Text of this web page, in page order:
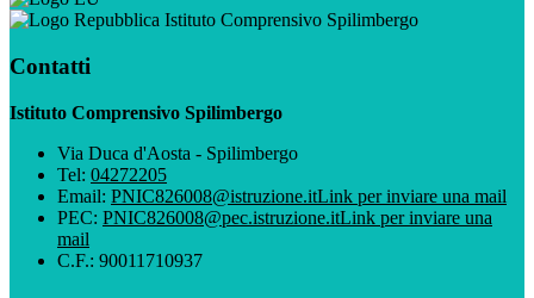
Istituto Comprensivo Spilimbergo
Contatti
Istituto Comprensivo Spilimbergo
Via Duca d'Aosta - Spilimbergo
Tel: 04272205
Email: PNIC826008@istruzione.itLink per inviare una mail
PEC: PNIC826008@pec.istruzione.itLink per inviare una
mail
C.F.: 90011710937